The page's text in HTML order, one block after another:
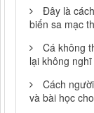
Đây là
biến sa mạc
Cá không
lại không
Cách
và bài học